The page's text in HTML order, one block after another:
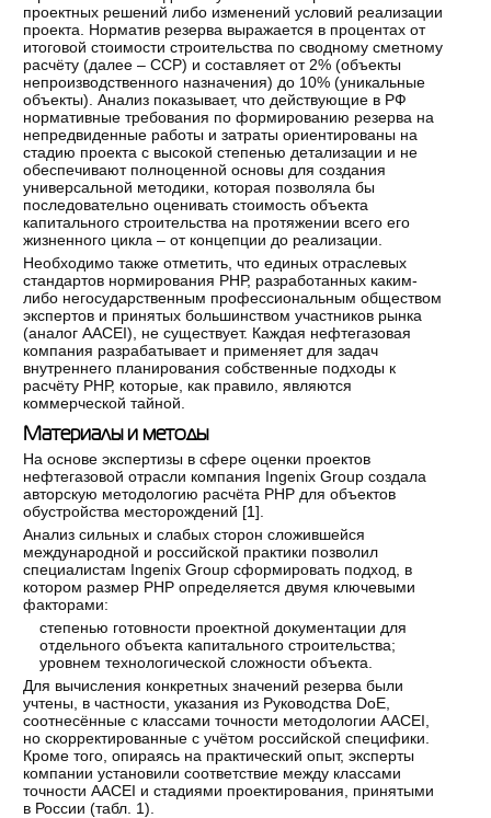
проектных решений либо изменений условий реализации
проекта. Норматив резерва выражается в процентах от
итоговой стоимости строительства по сводному сметному
расчёту (далее – ССР) и составляет от 2% (объекты
непроизводственного назначения) до 10% (уникальные
объекты). Анализ показывает, что действующие в РФ
нормативные требования по формированию резерва на
непредвиденные работы и затраты ориентированы на
стадию проекта с высокой степенью детализации и не
обеспечивают полноценной основы для создания
универсальной методики, которая позволяла бы
последовательно оценивать стоимость объекта
капитального строительства на протяжении всего его
жизненного цикла – от концепции до реализации.
Необходимо также отметить, что единых отраслевых
стандартов нормирования РНР, разработанных каким-
либо негосударственным профессиональным обществом
экспертов и принятых большинством участников рынка
(аналог AACEI), не существует. Каждая нефтегазовая
компания разрабатывает и применяет для задач
внутреннего планирования собственные подходы к
расчёту РНР, которые, как правило, являются
коммерческой тайной.
Материалы и методы
На основе экспертизы в сфере оценки проектов
нефтегазовой отрасли компания Ingenix Group создала
авторскую методологию расчёта РНР для объектов
обустройства месторождений [1].
Анализ сильных и слабых сторон сложившейся
международной и российской практики позволил
специалистам Ingenix Group сформировать подход, в
котором размер РНР определяется двумя ключевыми
факторами:
степенью готовности проектной документации для
отдельного объекта капитального строительства;
уровнем технологической сложности объекта.
Для вычисления конкретных значений резерва были
учтены, в частности, указания из Руководства DoE,
соотнесённые с классами точности методологии AACEI,
но скорректированные с учётом российской специфики.
Кроме того, опираясь на практический опыт, эксперты
компании установили соответствие между классами
точности AACEI и стадиями проектирования, принятыми
в России (табл. 1).